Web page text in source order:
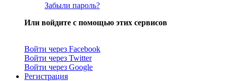
Забыли пароль?
Или войдите с помощью этих сервисов
Войти через Facebook
Войти через Twitter
Войти через Google
Регистрация